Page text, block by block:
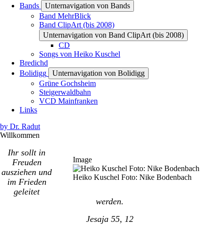
Bands
Unternavigation von Bands
Band MehrBlick
Band ClipArt (bis 2008)
Unternavigation von Band ClipArt (bis 2008)
CD
Songs von Heiko Kuschel
Bredichd
Bolidigg
Unternavigation von Bolidigg
Grüne Gochsheim
Steigerwaldbahn
VCD Mainfranken
Links
by Dr. Radut
Willkommen
Image
Heiko Kuschel Foto: Nike Bodenbach
Ihr sollt in
Freuden
ausziehen und
im Frieden
geleitet
werden.
Jesaja 55, 12